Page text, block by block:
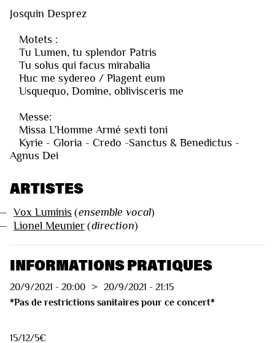
Josquin Desprez
Motets :
Tu Lumen, tu splendor Patris
Tu solus qui facus mirabalia
Huc me sydereo / Plagent eum
Usquequo, Domine, oblivisceris me
Messe:
Missa L’Homme Armé sexti toni
Kyrie - Gloria - Credo -Sanctus & Benedictus -
Agnus Dei
ARTISTES
Vox Luminis (ensemble vocal)
Lionel Meunier (direction)
INFORMATIONS PRATIQUES
20/9/2021 - 20:00 > 20/9/2021 - 21:15
*Pas de restrictions sanitaires pour ce concert*
15/12/5€